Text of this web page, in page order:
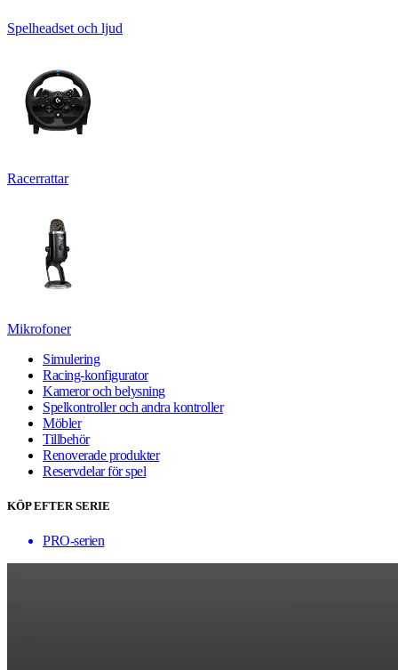
Spelheadset och ljud
Racerrattar
Mikrofoner
Simulering
Racing-konfigurator
Kameror och belysning
Spelkontroller och andra kontroller
Möbler
Tillbehör
Renoverade produkter
Reservdelar för spel
KÖP EFTER SERIE
PRO-serien